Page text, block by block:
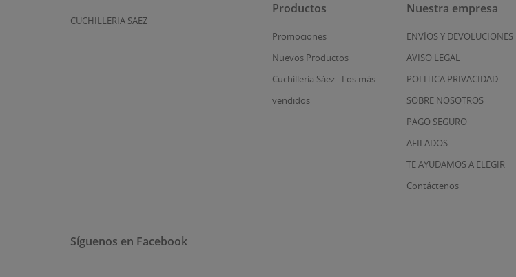
CUCHILLERIA SAEZ
Productos
Promociones
Nuevos Productos
Cuchillería Sáez - Los más
vendidos
Nuestra empresa
ENVÍOS Y DEVOLUCIONES
AVISO LEGAL
POLITICA PRIVACIDAD
SOBRE NOSOTROS
PAGO SEGURO
AFILADOS
TE AYUDAMOS A ELEGIR
Contáctenos
Síguenos en Facebook